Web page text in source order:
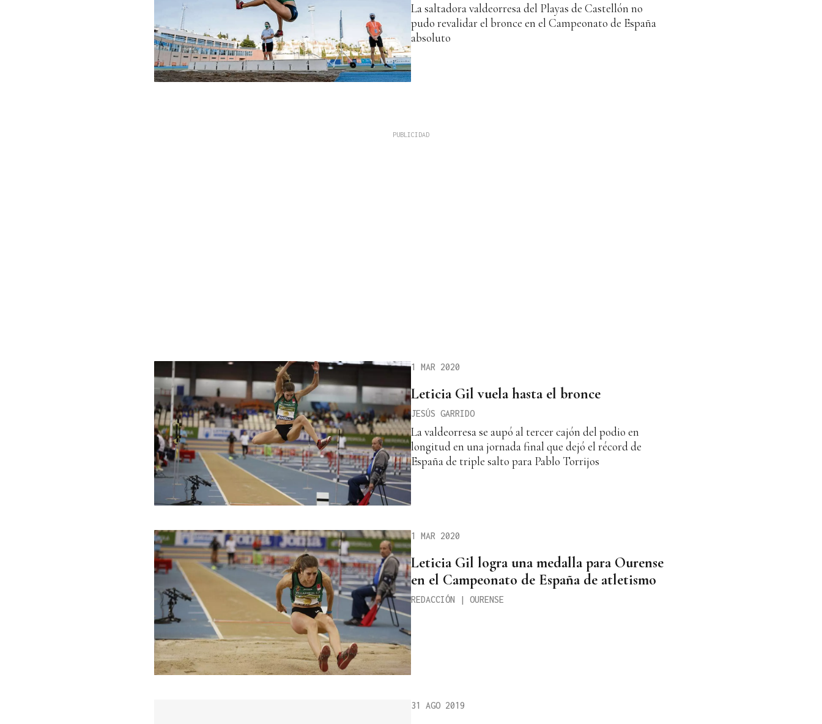
La saltadora valdeorresa del Playas de Castellón no
pudo revalidar el bronce en el Campeonato de España
absoluto
1 MAR 2020
Leticia Gil vuela hasta el bronce
JESÚS GARRIDO
La valdeorresa se aupó al tercer cajón del podio en
longitud en una jornada final que dejó el récord de
España de triple salto para Pablo Torrijos
1 MAR 2020
Leticia Gil logra una medalla para Ourense
en el Campeonato de España de atletismo
REDACCIÓN | OURENSE
31 AGO 2019